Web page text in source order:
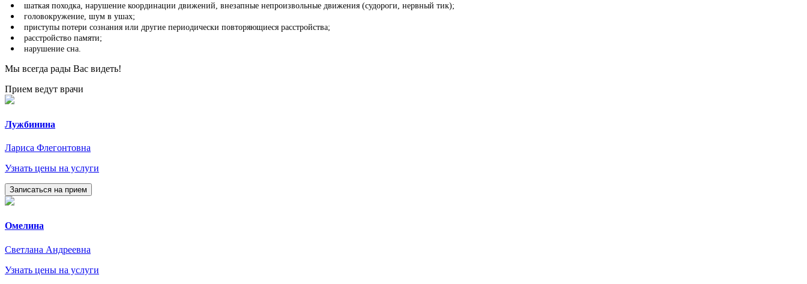
шаткая походка, нарушение координации движений, внезапные непроизвольные движения (судороги, нервный тик);
головокружение, шум в ушах;
приступы потери сознания или другие периодически повторяющиеся расстройства;
расстройство памяти;
нарушение сна.
Мы всегда рады Вас видеть!
Прием ведут врачи
Лужбинина
Лариса Флегонтовна
Узнать цены на услуги
Записаться на прием
Омелина
Светлана Андреевна
Узнать цены на услуги